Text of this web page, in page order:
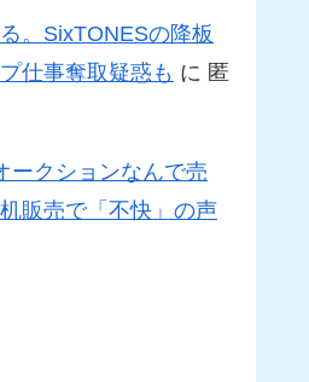
。SixTONESの降板
仕事奪取疑惑も に 匿
ークションなんで売
販売で「不快」の声